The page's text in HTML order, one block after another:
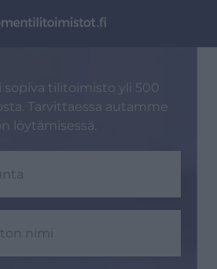
sopiva tilitoimisto yli 500
Tarvittaessa autamme
löytämisessä.